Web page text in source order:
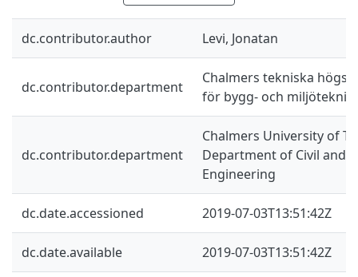
dc.contributor.author Levi, Jonatan
dc.contributor.department
Chalmers tekniska
för bygg- och miljöteknik
dc.contributor.department
Chalmers University of
Department of Civil and
Engineering
dc.date.accessioned 2019-07-03T13:51:42Z
dc.date.available 2019-07-03T13:51:42Z